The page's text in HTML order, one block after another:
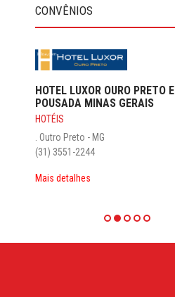
CONVÊNIOS
HOTEL LUXOR OURO PRETO E
POUSADA MINAS GERAIS
HOTÉIS
. Outro Preto - MG
(31) 3551-2244
Mais detalhes